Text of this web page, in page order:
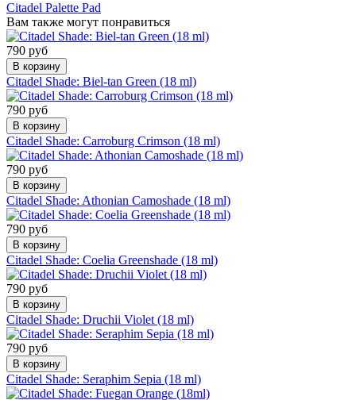
Citadel Palette Pad
Вам также могут понравиться
790 руб
В корзину
Citadel Shade: Biel-tan Green (18 ml)
790 руб
В корзину
Citadel Shade: Carroburg Crimson (18 ml)
790 руб
В корзину
Citadel Shade: Athonian Camoshade (18 ml)
790 руб
В корзину
Citadel Shade: Coelia Greenshade (18 ml)
790 руб
В корзину
Citadel Shade: Druchii Violet (18 ml)
790 руб
В корзину
Citadel Shade: Seraphim Sepia (18 ml)